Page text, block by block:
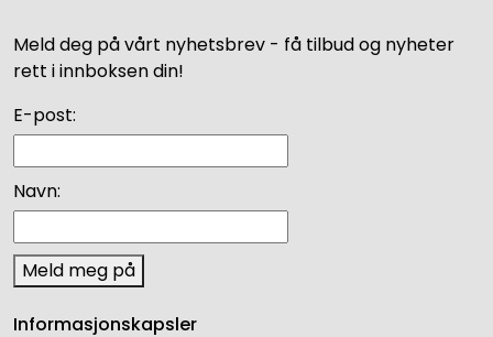
Meld deg på vårt nyhetsbrev - få tilbud og nyheter
rett i innboksen din!
E-post:
Navn:
Meld meg på
Informasjonskapsler